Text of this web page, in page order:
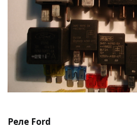
Реле Ford